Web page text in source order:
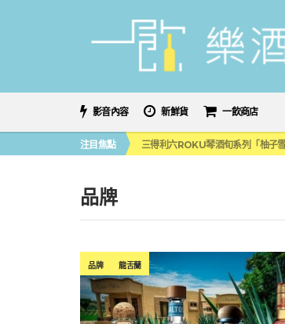
影音內容 新鮮貨 一飲商店
注目焦點
萬眾敲碗如期回歸！SUNMAI金色
三得利六ROKU琴酒旬系列「柚子
美國正式恢復蘇格蘭威士忌零關稅
品牌
品牌 龍舌蘭